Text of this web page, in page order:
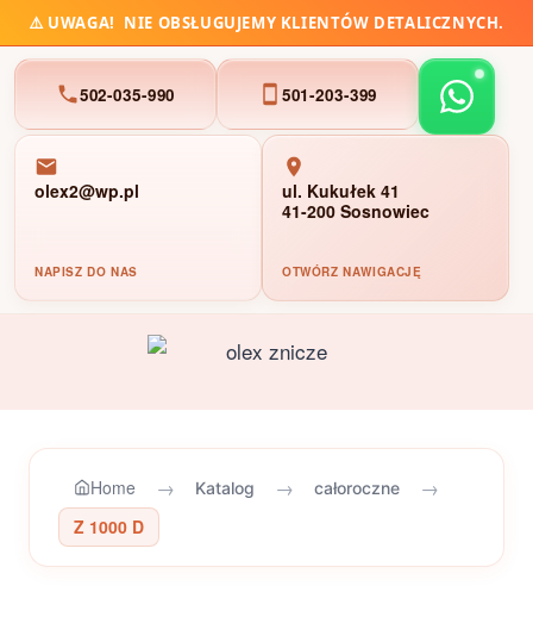
⚠️ UWAGA! NIE OBSŁUGUJEMY KLIENTÓW DETALICZNYCH.
502-035-990 501-203-399
olex2@wp.pl
NAPISZ DO NAS
ul. Kukułek 41
41-200 Sosnowiec
OTWÓRZ NAWIGACJĘ
Home → Katalog → całoroczne →
Z 1000 D